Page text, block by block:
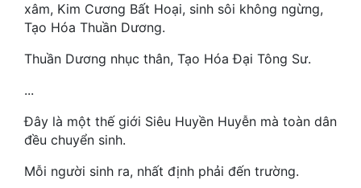
Mạt Thế
Nữ Cường
Nữ Phụ
xâm, Kim Cương Bất Hoại, sinh sôi không ngừng,
Tạo Hóa Thuần Dương.
Thuần Dương nhục thân, Tạo Hóa Đại Tông Sư.
...
Đây là một thế giới Siêu Huyền Huyễn mà toàn dân
đều chuyển sinh.
Mỗi người sinh ra, nhất định phải đến trường.